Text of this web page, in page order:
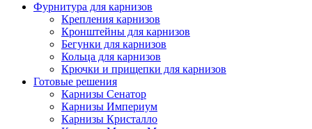
Фурнитура для карнизов
Крепления карнизов
Кронштейны для карнизов
Бегунки для карнизов
Кольца для карнизов
Крючки и прищепки для карнизов
Готовые решения
Карнизы Сенатор
Карнизы Империум
Карнизы Кристалло